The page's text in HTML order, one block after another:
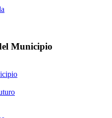
Municipio